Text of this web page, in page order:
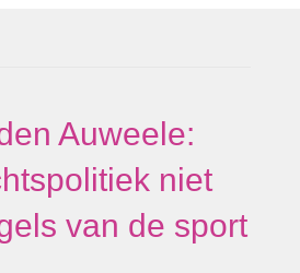
Auweele:
niet
van de sport